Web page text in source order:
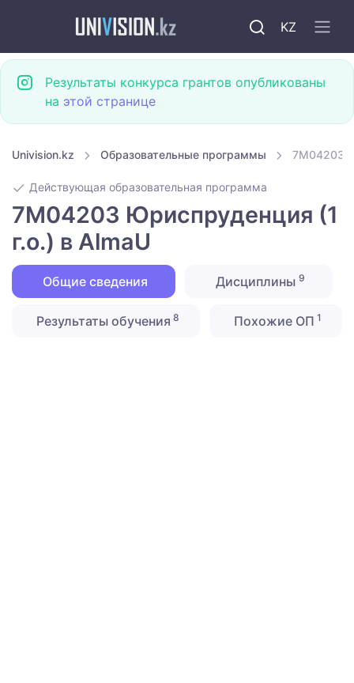
KZ
Результаты конкурса грантов опубликованы
на этой странице
Univision.kz Образовательные программы 7M04203
Действующая образовательная программа
7M04203 Юриспруденция (1
г.о.) в AlmaU
Общие сведения Дисциплины 9
Результаты обучения 8 Похожие ОП 1